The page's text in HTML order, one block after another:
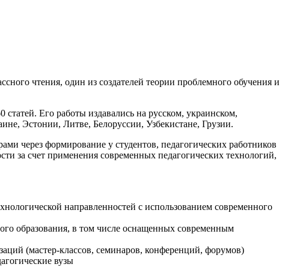
чтения, один из создателей теории проблемного обучения и
Его работы издавались на русском, украинском,
Эстонии, Литве, Белоруссии, Узбекистане, Грузии.
через формирование у студентов, педагогических работников
за счет применения современных педагогических технологий,
направленностей с использованием современного
образования, в том числе оснащенных современным
(мастер-классов, семинаров, конференций, форумов)
вузы